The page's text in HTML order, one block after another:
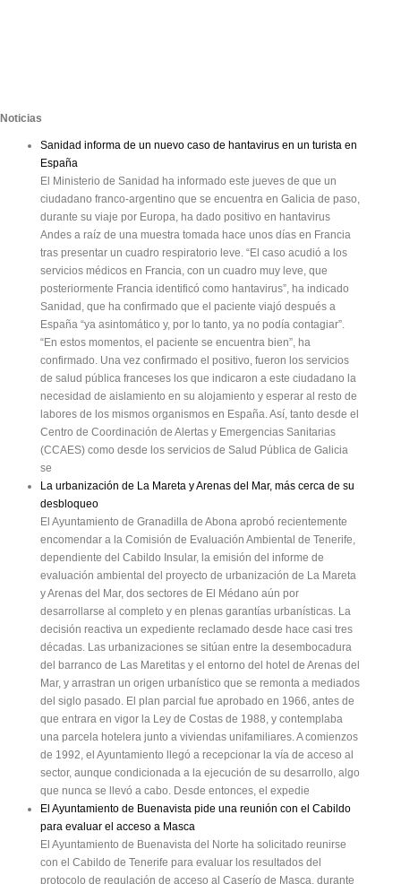
Noticias
Sanidad informa de un nuevo caso de hantavirus en un turista en
España
El Ministerio de Sanidad ha informado este jueves de que un
ciudadano franco-argentino que se encuentra en Galicia de paso,
durante su viaje por Europa, ha dado positivo en hantavirus
Andes a raíz de una muestra tomada hace unos días en Francia
tras presentar un cuadro respiratorio leve. “El caso acudió a los
servicios médicos en Francia, con un cuadro muy leve, que
posteriormente Francia identificó como hantavirus”, ha indicado
Sanidad, que ha confirmado que el paciente viajó después a
España “ya asintomático y, por lo tanto, ya no podía contagiar”.
“En estos momentos, el paciente se encuentra bien”, ha
confirmado. Una vez confirmado el positivo, fueron los servicios
de salud pública franceses los que indicaron a este ciudadano la
necesidad de aislamiento en su alojamiento y esperar al resto de
labores de los mismos organismos en España. Así, tanto desde el
Centro de Coordinación de Alertas y Emergencias Sanitarias
(CCAES) como desde los servicios de Salud Pública de Galicia
se
La urbanización de La Mareta y Arenas del Mar, más cerca de su
desbloqueo
El Ayuntamiento de Granadilla de Abona aprobó recientemente
encomendar a la Comisión de Evaluación Ambiental de Tenerife,
dependiente del Cabildo Insular, la emisión del informe de
evaluación ambiental del proyecto de urbanización de La Mareta
y Arenas del Mar, dos sectores de El Médano aún por
desarrollarse al completo y en plenas garantías urbanísticas. La
decisión reactiva un expediente reclamado desde hace casi tres
décadas. Las urbanizaciones se sitúan entre la desembocadura
del barranco de Las Maretitas y el entorno del hotel de Arenas del
Mar, y arrastran un origen urbanístico que se remonta a mediados
del siglo pasado. El plan parcial fue aprobado en 1966, antes de
que entrara en vigor la Ley de Costas de 1988, y contemplaba
una parcela hotelera junto a viviendas unifamiliares. A comienzos
de 1992, el Ayuntamiento llegó a recepcionar la vía de acceso al
sector, aunque condicionada a la ejecución de su desarrollo, algo
que nunca se llevó a cabo. Desde entonces, el expedie
El Ayuntamiento de Buenavista pide una reunión con el Cabildo
para evaluar el acceso a Masca
El Ayuntamiento de Buenavista del Norte ha solicitado reunirse
con el Cabildo de Tenerife para evaluar los resultados del
protocolo de regulación de acceso al Caserío de Masca, durante